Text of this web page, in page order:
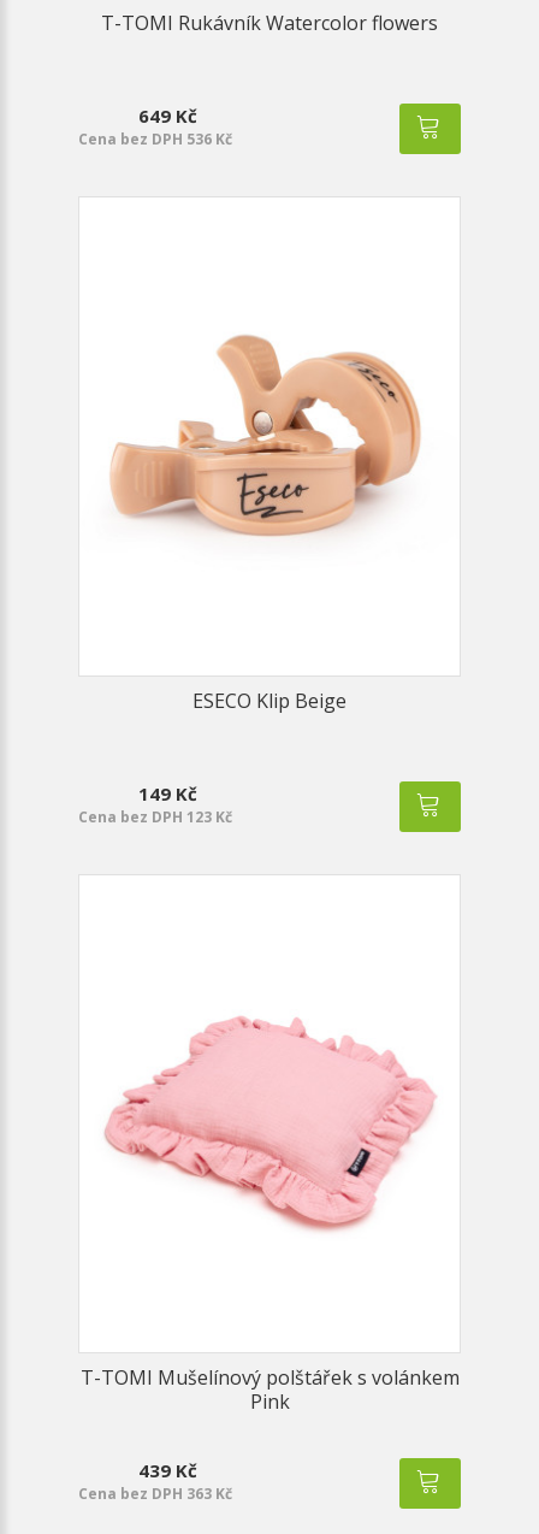
T-TOMI Rukávník Watercolor flowers
649 Kč
Cena bez DPH 536 Kč
ESECO Klip Beige
149 Kč
Cena bez DPH 123 Kč
T-TOMI Mušelínový polštářek s volánkem
Pink
439 Kč
Cena bez DPH 363 Kč